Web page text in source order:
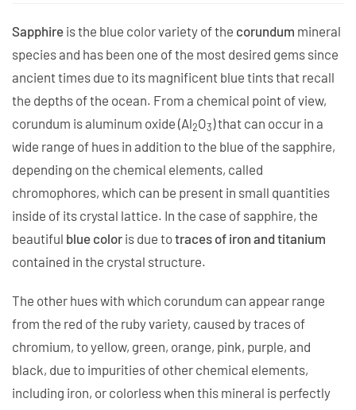
Sapphire is the blue color variety of the corundum mineral
species and has been one of the most desired gems since
ancient times due to its magnificent blue tints that recall
the depths of the ocean. From a chemical point of view,
corundum is aluminum oxide (Al2O3) that can occur in a
wide range of hues in addition to the blue of the sapphire,
depending on the chemical elements, called
chromophores, which can be present in small quantities
inside of its crystal lattice. In the case of sapphire, the
beautiful blue color is due totraces of iron and titanium
contained in the crystal structure.
The other hues with which corundum can appear range
from the red of the ruby variety, caused by traces of
chromium, to yellow, green, orange, pink, purple, and
black, due to impurities of other chemical elements,
including iron, or colorless when this mineral is perfectly